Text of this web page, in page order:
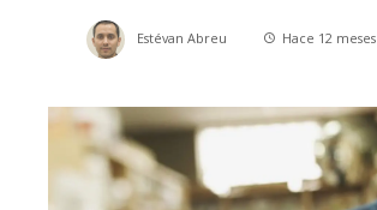
Estévan Abreu Hace 12 meses